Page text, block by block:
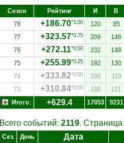
Сезон Рейтинг И В
78
+186.70*1.00 120 85
77
+323.57*0.75 209 146
76
+272.11*0.50 232 148
75
+255.99*0.25 192 130
74
+333.82*0.00 188 119
73
+310.84*0.00 189 121
Итого:
+629.4 17053 9231
Всего событий: 2119. Страница
Сез. День Дата